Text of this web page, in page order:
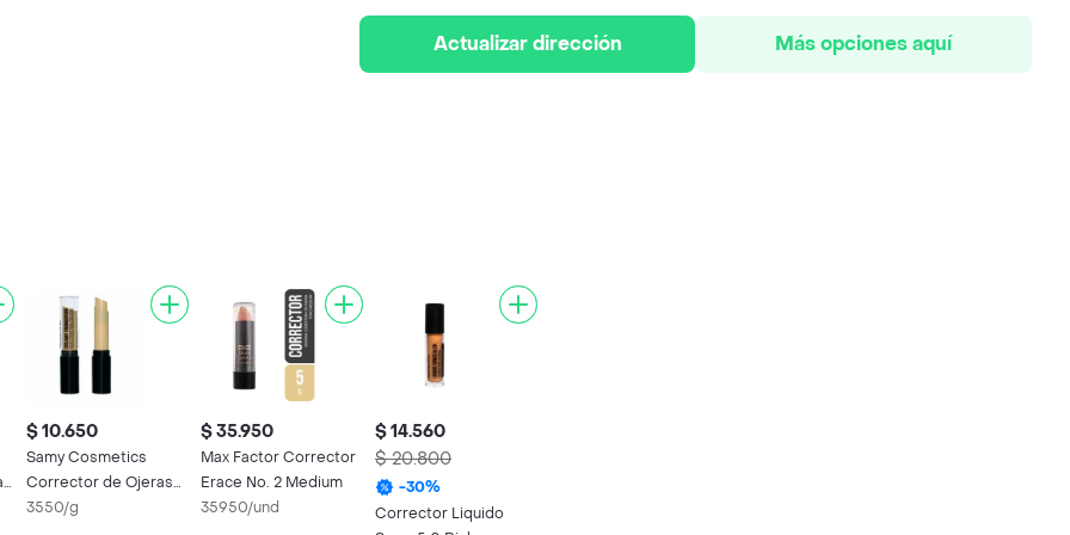
Actualizar dirección Más opciones aquí
$ 10.650
Samy Cosmetics
Corrector de Ojeras
Barra Chocolate
3550/g
$ 35.950
Max Factor Corrector
Erace No. 2 Medium
35950/und
$ 14.560
$ 20.800
-30%
Corrector Liquido